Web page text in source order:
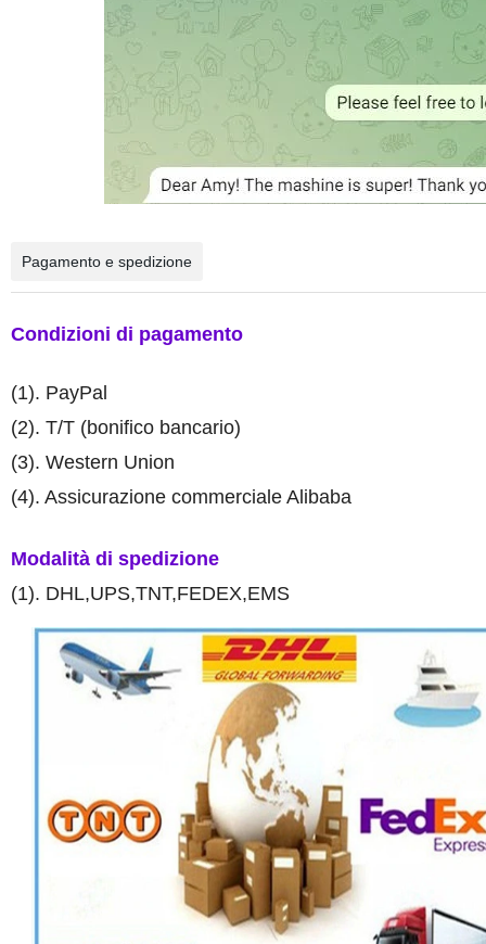
Pagamento e spedizione
Condizioni di pagamento
(1). PayPal
(2). T/T (bonifico bancario)
(3). Western Union
(4). Assicurazione commerciale Alibaba
Modalità di spedizione
(1). DHL,UPS,TNT,FEDEX,EMS